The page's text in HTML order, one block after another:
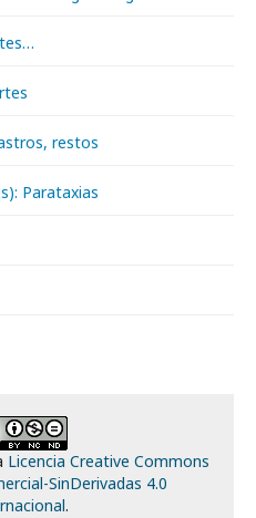
restos
Parataxias
Licencia Creative Commons
SinDerivadas 4.0
.